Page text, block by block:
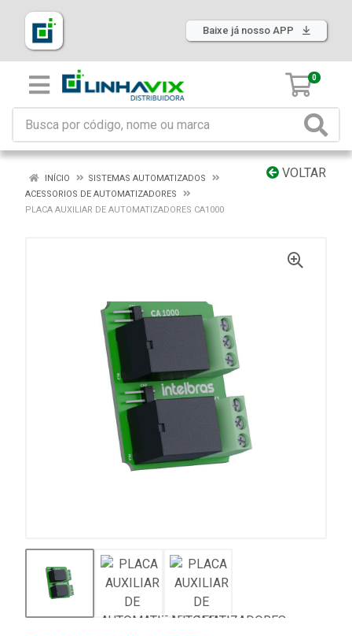
Baixe já nosso APP
0
VOLTAR
INÍCIO
SISTEMAS AUTOMATIZADOS
ACESSORIOS DE AUTOMATIZADORES
PLACA AUXILIAR DE AUTOMATIZADORES CA1000